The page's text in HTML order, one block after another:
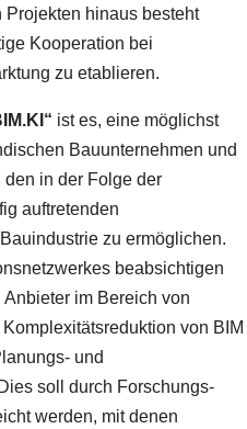
Projekten hinaus besteht
Kooperation bei
zu etablieren.
ist es, eine möglichst
Bauunternehmen und
in der Folge der
auftretenden
zu ermöglichen.
beabsichtigen
im Bereich von
von BIM
und
soll durch Forschungs-
werden, mit denen